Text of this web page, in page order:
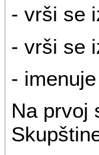
- vrši se
- vrši se
-
Na prvoj